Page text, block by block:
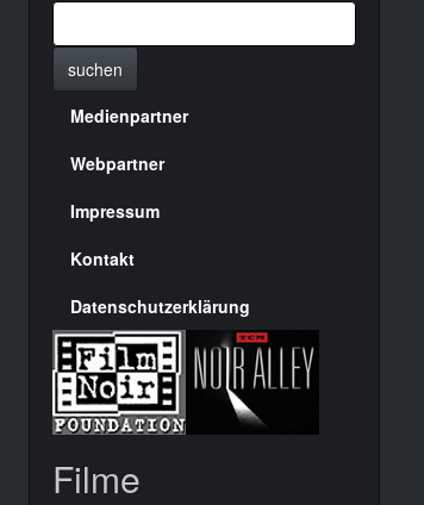
suchen
Menülinks
rechte
Seite
Medienpartner
Webpartner
Impressum
Kontakt
Datenschutzerklärung
Filme